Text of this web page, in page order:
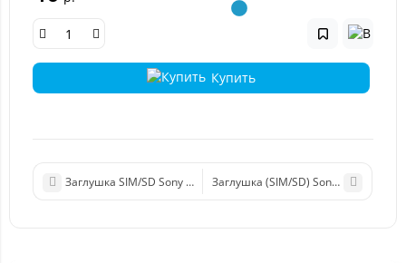
Купить
Заглушка SIM/SD Sony E5823 (Z5 Compact) (желтый)
Заглушка (SIM/SD) Sony E6653 (Z5)